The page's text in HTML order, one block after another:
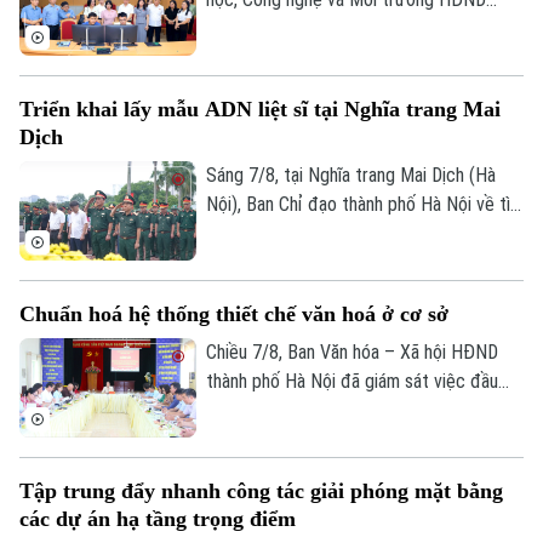
Triển khai lấy mẫu ADN liệt sĩ tại Nghĩa trang Mai
Dịch
Sáng 7/8, tại Nghĩa trang Mai Dịch (Hà
Nội), Ban Chỉ đạo thành phố Hà Nội về tìm
khai công tác lấy mẫu hài cốt liệt sĩ chưa
xác định được thông tin để phục vụ giám
định ADN.
Chuẩn hoá hệ thống thiết chế văn hoá ở cơ sở
Chiều 7/8, Ban Văn hóa – Xã hội HĐND
thành phố Hà Nội đã giám sát việc đầu
Tập trung đẩy nhanh công tác giải phóng mặt bằng
các dự án hạ tầng trọng điểm